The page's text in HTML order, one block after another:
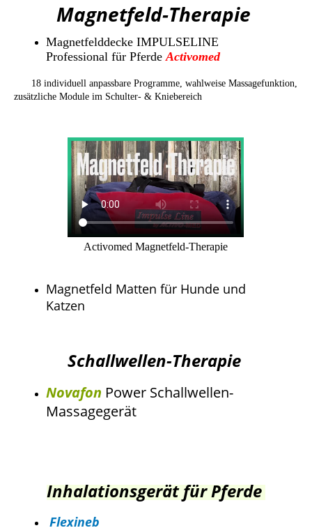
Magnetfeld-Therapie
Magnetfelddecke IMPULSELINE
Professional für PferdeActivomed
18 individuell anpassbare Programme, wahlweise Massagefunktion,
zusätzliche Module im Schulter- & Kniebereich
Activomed Magnetfeld-Therapie
Magnetfeld Matten für Hunde und
Katzen
Schallwellen-Therapie
Novafon Power Schallwellen-
Massagegerät
Inhalationsgerät für Pferde
Flexineb